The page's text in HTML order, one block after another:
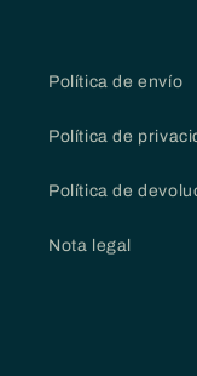
Política de envío
Política de
Política de
Nota legal